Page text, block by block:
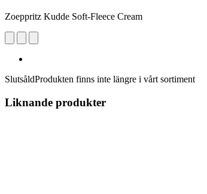
Zoeppritz Kudde Soft-Fleece Cream
SlutsåldProdukten finns inte längre i vårt sortiment
Liknande produkter